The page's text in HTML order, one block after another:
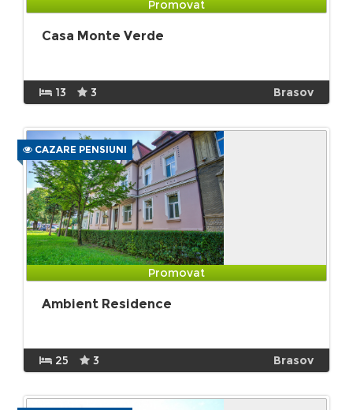
Promovat
Casa Monte Verde
13 3 Brasov
CAZARE PENSIUNI
Promovat
Ambient Residence
25 3 Brasov